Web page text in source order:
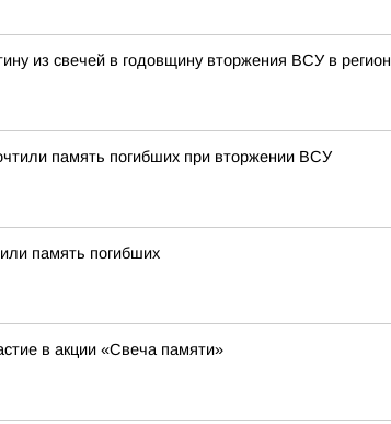
из свечей в годовщину вторжения ВСУ в регион
память погибших при вторжении ВСУ
память погибших
в акции «Свеча памяти»